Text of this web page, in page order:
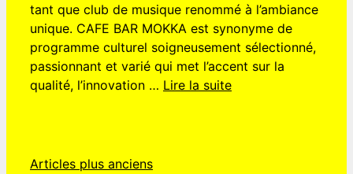
tant que club de musique renommé à l’ambiance
unique. CAFE BAR MOKKA est synonyme de
programme culturel soigneusement sélectionné,
passionnant et varié qui met l’accent sur la
qualité, l’innovation … Lire la suite
Articles plus anciens